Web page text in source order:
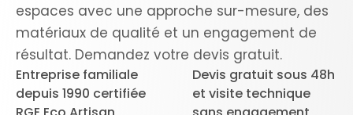
espaces avec une approche sur-mesure, des
matériaux de qualité et un engagement de
résultat. Demandez votre devis gratuit.
Entreprise familiale
depuis 1990 certifiée
Devis gratuit sous 48h
et visite technique